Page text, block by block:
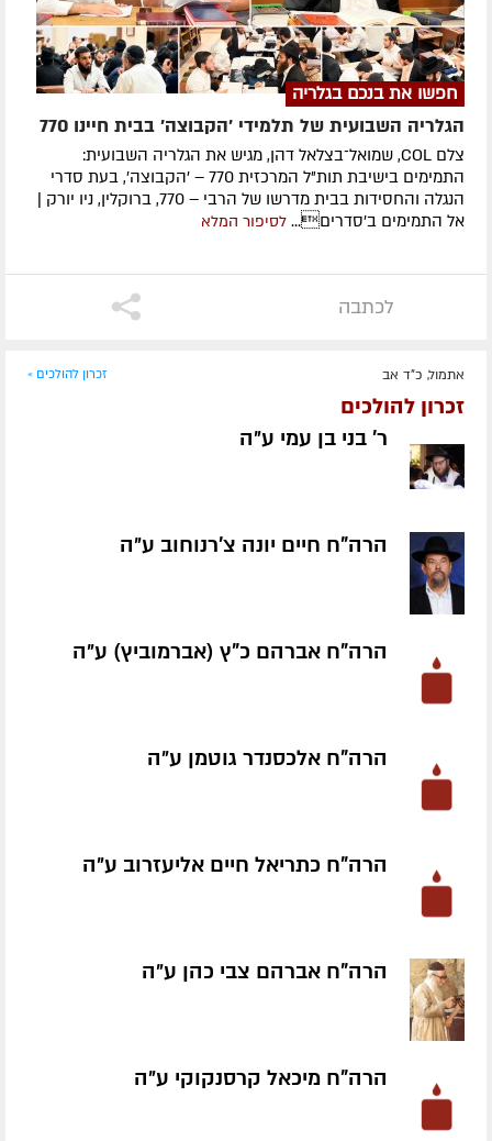
חפשו את בנכם בגלריה
הגלריה השבועית של תלמידי 'הקבוצה' בבית חיינו 770
צלם COL, שמואל־בצלאל דהן, מגיש את הגלריה השבועית:
התמימים בישיבת תות"ל המרכזית 770 – 'הקבוצה', בעת סדרי
הנגלה והחסידות בבית מדרשו של הרבי – 770, ברוקלין, ניו יורק |
אל התמימים ב'סדרים... לסיפור המלא
לכתבה
אתמול, כ"ד אב זכרון להולכים »
זכרון להולכים
ר' בני בן עמי ע״ה
הרה"ח חיים יונה צ'רנוחוב ע״ה
הרה"ח אברהם כ"ץ (אברמוביץ) ע״ה
הרה"ח אלכסנדר גוטמן ע״ה
הרה"ח כתריאל חיים אליעזרוב ע״ה
הרה"ח אברהם צבי כהן ע״ה
הרה"ח מיכאל קרסנקוקי ע״ה